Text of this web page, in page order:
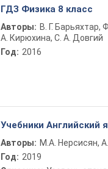
ГДЗ Физика 8 класс
Авторы: В. Г. Барьяхтар,
А. Кирюхина, С. А. Довгий
Год: 2016
Учебники Английский
Авторы: М.А. Нерсисян,
Год: 2019